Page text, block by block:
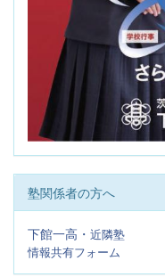
塾関係者の方へ
下館一高・ 近隣塾
情報共有フォーム